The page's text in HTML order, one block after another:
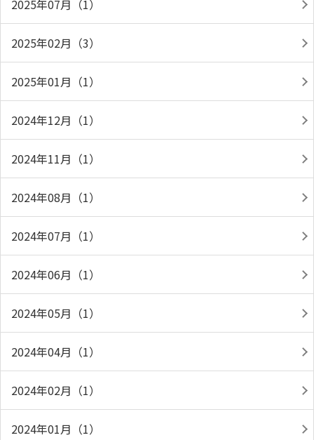
2025年07月（1）
2025年02月（3）
2025年01月（1）
2024年12月（1）
2024年11月（1）
2024年08月（1）
2024年07月（1）
2024年06月（1）
2024年05月（1）
2024年04月（1）
2024年02月（1）
2024年01月（1）